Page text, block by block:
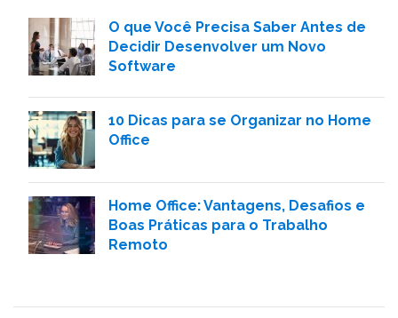
O que Você Precisa Saber Antes de
Decidir Desenvolver um Novo
Software
10 Dicas para se Organizar no Home
Office
Home Office: Vantagens, Desafios e
Boas Práticas para o Trabalho
Remoto